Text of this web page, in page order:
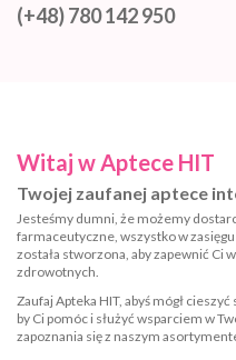
(+48) 780 142 950
Witaj w Aptece HIT
Twojej zaufanej aptece
Jesteśmy dumni, że możemy
farmaceutyczne, wszystko w
została stworzona, aby zapewnić Ci
zdrowotnych.
Zaufaj Apteka HIT, abyś mógł
by Ci pomóc i służyć wsparciem w
zapoznania się z naszym